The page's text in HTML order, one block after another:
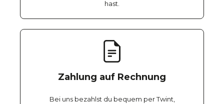
hast.
Zahlung auf Rechnung
Bei uns bezahlst du bequem per Twint,